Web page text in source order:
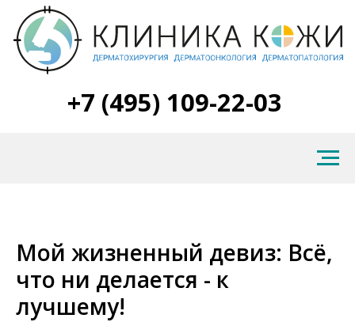
+7 (495) 109-22-03
Мой жизненный девиз: Всё,
что ни делается - к
лучшему!